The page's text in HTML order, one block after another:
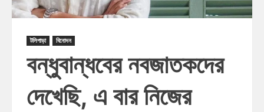
টলিপাড়া বিনোদন
বন্ধুবান্ধবের নবজাতকদের
দেখেছি, এ বার নিজের